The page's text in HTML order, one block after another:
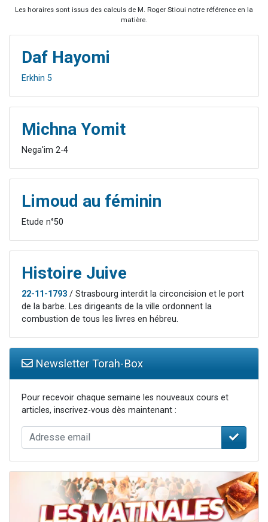
Les horaires sont issus des calculs de M. Roger Stioui notre référence en la
matière.
Daf Hayomi
Erkhin 5
Michna Yomit
Nega'im 2-4
Limoud au féminin
Etude n°50
Histoire Juive
22-11-1793 / Strasbourg interdit la circoncision et le port
de la barbe. Les dirigeants de la ville ordonnent la
combustion de tous les livres en hébreu.
Newsletter Torah-Box
Pour recevoir chaque semaine les nouveaux cours et
articles, inscrivez-vous dès maintenant :